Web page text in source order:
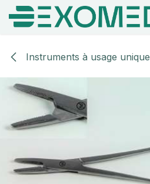
Se rendre au contenu
Instruments à usage unique